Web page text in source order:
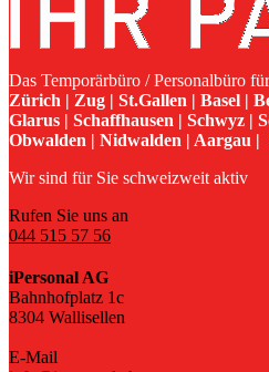
Das Temporärbüro / Personalbüro
Zürich | Zug | St.Gallen | Basel |
Glarus | Schaffhausen | Schwyz |
Obwalden | Nidwalden | Aargau |
Wir sind für Sie schweizweit aktiv
Rufen Sie uns an
044 515 57 56
iPersonal AG
Bahnhofplatz 1c
8304 Wallisellen
E-Mail